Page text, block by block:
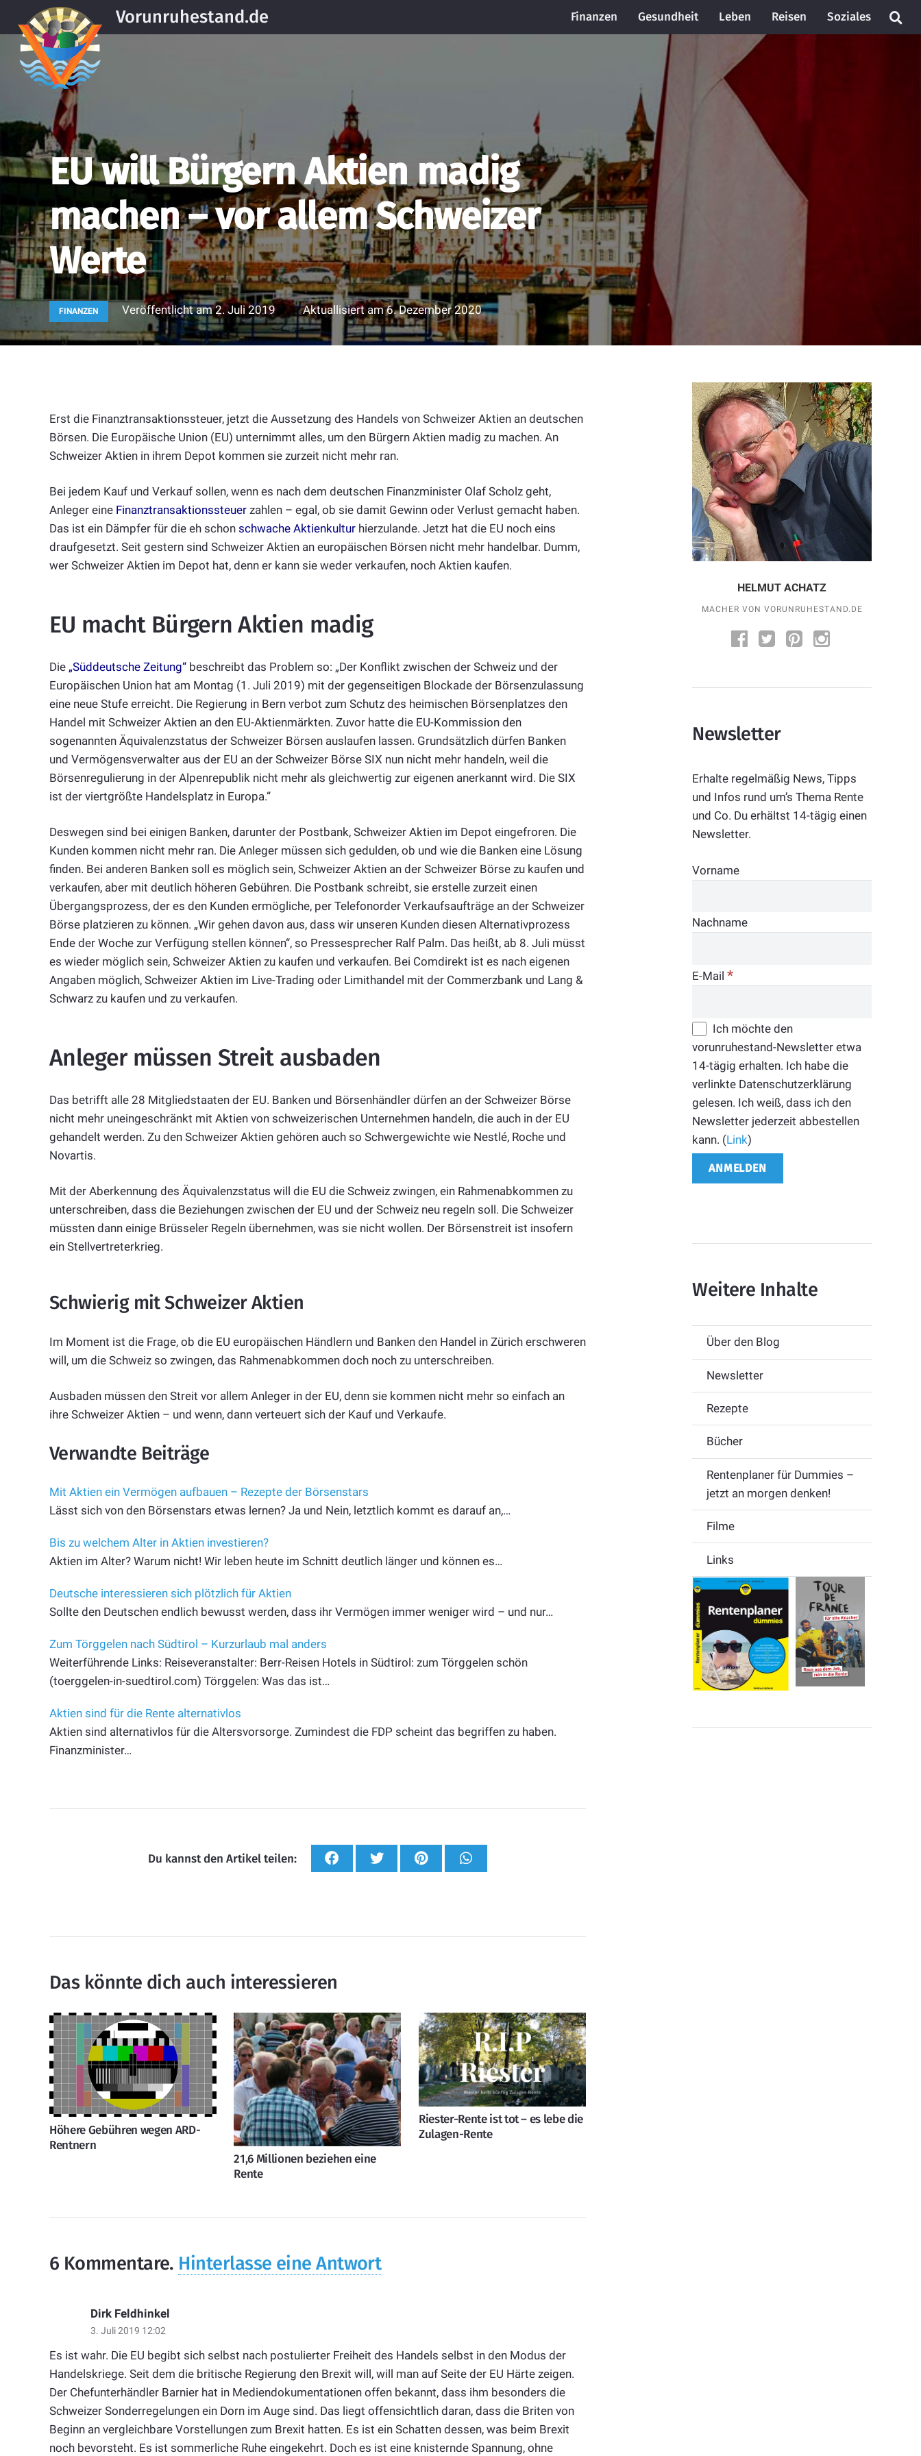
Vorunruhestand.de Finanzen Gesundheit Leben Reisen Soziales
EU will Bürgern Aktien madig
machen – vor allem Schweizer
Werte
FINANZEN Veröffentlicht am2. Juli 2019 Aktuallisiert am6. Dezember 2020
Erst die Finanztransaktionssteuer, jetzt die Aussetzung des Handels von Schweizer Aktien an deutschen
Börsen. Die Europäische Union (EU) unternimmt alles, um den Bürgern Aktien madig zu machen. An
Schweizer Aktien in ihrem Depot kommen sie zurzeit nicht mehr ran.
Bei jedem Kauf und Verkauf sollen, wenn es nach dem deutschen Finanzminister Olaf Scholz geht,
Anleger eine Finanztransaktionssteuer zahlen – egal, ob sie damit Gewinn oder Verlust gemacht haben.
Das ist ein Dämpfer für die eh schon schwache Aktienkultur hierzulande. Jetzt hat die EU noch eins
draufgesetzt. Seit gestern sind Schweizer Aktien an europäischen Börsen nicht mehr handelbar. Dumm,
wer Schweizer Aktien im Depot hat, denn er kann sie weder verkaufen, noch Aktien kaufen.
EU macht Bürgern Aktien madig
Die „Süddeutsche Zeitung“ beschreibt das Problem so: „Der Konflikt zwischen der Schweiz und der
Europäischen Union hat am Montag (1. Juli 2019) mit der gegenseitigen Blockade der Börsenzulassung
eine neue Stufe erreicht. Die Regierung in Bern verbot zum Schutz des heimischen Börsenplatzes den
Handel mit Schweizer Aktien an den EU-Aktienmärkten. Zuvor hatte die EU-Kommission den
sogenannten Äquivalenzstatus der Schweizer Börsen auslaufen lassen. Grundsätzlich dürfen Banken
und Vermögensverwalter aus der EU an der Schweizer Börse SIX nun nicht mehr handeln, weil die
Börsenregulierung in der Alpenrepublik nicht mehr als gleichwertig zur eigenen anerkannt wird. Die SIX
ist der viertgrößte Handelsplatz in Europa.“
Deswegen sind bei einigen Banken, darunter der Postbank, Schweizer Aktien im Depot eingefroren. Die
Kunden kommen nicht mehr ran. Die Anleger müssen sich gedulden, ob und wie die Banken eine Lösung
finden. Bei anderen Banken soll es möglich sein, Schweizer Aktien an der Schweizer Börse zu kaufen und
verkaufen, aber mit deutlich höheren Gebühren. Die Postbank schreibt, sie erstelle zurzeit einen
Übergangsprozess, der es den Kunden ermögliche, per Telefonorder Verkaufsaufträge an der Schweizer
Börse platzieren zu können. „Wir gehen davon aus, dass wir unseren Kunden diesen Alternativprozess
Ende der Woche zur Verfügung stellen können“, so Pressesprecher Ralf Palm. Das heißt, ab 8. Juli müsst
es wieder möglich sein, Schweizer Aktien zu kaufen und verkaufen. Bei Comdirekt ist es nach eigenen
Angaben möglich, Schweizer Aktien im Live-Trading oder Limithandel mit der Commerzbank und Lang &
Schwarz zu kaufen und zu verkaufen.
Anleger müssen Streit ausbaden
Das betrifft alle 28 Mitgliedstaaten der EU. Banken und Börsenhändler dürfen an der Schweizer Börse
nicht mehr uneingeschränkt mit Aktien von schweizerischen Unternehmen handeln, die auch in der EU
gehandelt werden. Zu den Schweizer Aktien gehören auch so Schwergewichte wie Nestlé, Roche und
Novartis.
Mit der Aberkennung des Äquivalenzstatus will die EU die Schweiz zwingen, ein Rahmenabkommen zu
unterschreiben, dass die Beziehungen zwischen der EU und der Schweiz neu regeln soll. Die Schweizer
müssten dann einige Brüsseler Regeln übernehmen, was sie nicht wollen. Der Börsenstreit ist insofern
ein Stellvertreterkrieg.
Schwierig mit Schweizer Aktien
Im Moment ist die Frage, ob die EU europäischen Händlern und Banken den Handel in Zürich erschweren
will, um die Schweiz so zwingen, das Rahmenabkommen doch noch zu unterschreiben.
Ausbaden müssen den Streit vor allem Anleger in der EU, denn sie kommen nicht mehr so einfach an
ihre Schweizer Aktien – und wenn, dann verteuert sich der Kauf und Verkaufe.
Verwandte Beiträge
Mit Aktien ein Vermögen aufbauen – Rezepte der Börsenstars
Lässt sich von den Börsenstars etwas lernen? Ja und Nein, letztlich kommt es darauf an,…
Bis zu welchem Alter in Aktien investieren?
Aktien im Alter? Warum nicht! Wir leben heute im Schnitt deutlich länger und können es…
Deutsche interessieren sich plötzlich für Aktien
Sollte den Deutschen endlich bewusst werden, dass ihr Vermögen immer weniger wird – und nur…
Zum Törggelen nach Südtirol – Kurzurlaub mal anders
Weiterführende Links: Reiseveranstalter: Berr-Reisen Hotels in Südtirol: zum Törggelen schön
(toerggelen-in-suedtirol.com) Törggelen: Was das ist…
Aktien sind für die Rente alternativlos
Aktien sind alternativlos für die Altersvorsorge. Zumindest die FDP scheint das begriffen zu haben.
Finanzminister…
Du kannst den Artikel teilen:
Das könnte dich auch interessieren
Höhere Gebühren wegen ARD-
Rentnern
21,6 Millionen beziehen eine
Rente
Riester-Rente ist tot – es lebe die
Zulagen-Rente
6 Kommentare. Hinterlasse eine Antwort
Dirk Feldhinkel
3. Juli 2019 12:02
Es ist wahr. Die EU begibt sich selbst nach postulierter Freiheit des Handels selbst in den Modus der
Handelskriege. Seit dem die britische Regierung den Brexit will, will man auf Seite der EU Härte zeigen.
Der Chefunterhändler Barnier hat in Mediendokumentationen offen bekannt, dass ihm besonders die
Schweizer Sonderregelungen ein Dorn im Auge sind. Das liegt offensichtlich daran, dass die Briten von
Beginn an vergleichbare Vorstellungen zum Brexit hatten. Es ist ein Schatten dessen, was beim Brexit
noch bevorsteht. Es ist sommerliche Ruhe eingekehrt. Doch es ist eine knisternde Spannung, ohne
HELMUT ACHATZ
MACHER VON VORUNRUHESTAND.DE
Newsletter
Erhalte regelmäßig News, Tipps
und Infos rund um’s Thema Rente
und Co. Du erhältst 14-tägig einen
Newsletter.
Vorname
Nachname
E-Mail*
Ich möchte den
vorunruhestand-Newsletter etwa
14-tägig erhalten. Ich habe die
verlinkte Datenschutzerklärung
gelesen. Ich weiß, dass ich den
Newsletter jederzeit abbestellen
kann. (Link)
Weitere Inhalte
Über den Blog
Newsletter
Rezepte
Bücher
Rentenplaner für Dummies –
jetzt an morgen denken!
Filme
Links